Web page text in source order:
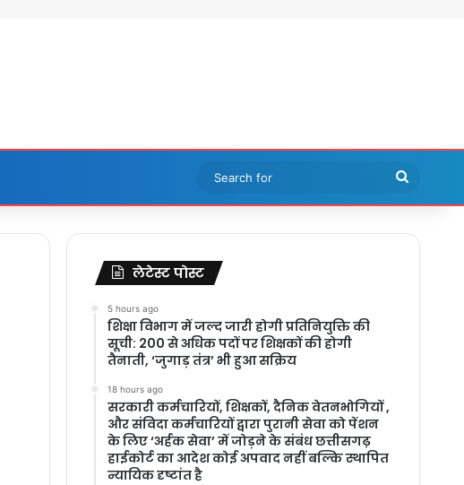
Search
for
लेटेस्ट पोस्ट
5 hours ago
शिक्षा विभाग में जल्द जारी होगी प्रतिनियुक्ति की
सूची: 200 से अधिक पदों पर शिक्षकों की होगी
तैनाती, ‘जुगाड़ तंत्र’ भी हुआ सक्रिय
18 hours ago
सरकारी कर्मचारियों, शिक्षकों, दैनिक वेतनभोगियों ,
और संविदा कर्मचारियों द्वारा पुरानी सेवा को पेंशन
के लिए ‘अर्हक सेवा’ में जोड़ने के संबंध छत्तीसगढ़
हाईकोर्ट का आदेश कोई अपवाद नहीं बल्कि स्थापित
न्यायिक दृष्टांत है